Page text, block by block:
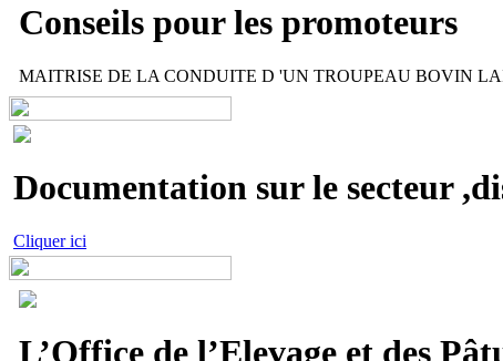
Conseils pour les promoteurs
MAITRISE DE LA CONDUITE D 'UN TROUPEAU BOVIN
Documentation sur le secteur
Cliquer ici
L’Office de l’Elevage et des